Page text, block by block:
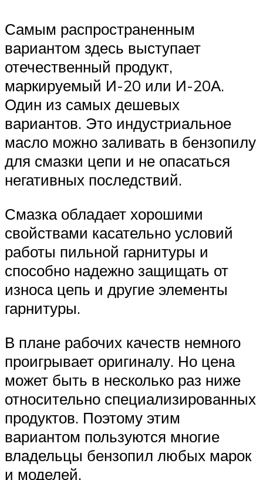
Самым распространенным
вариантом здесь выступает
отечественный продукт,
маркируемый И-20 или И-20А.
Один из самых дешевых
вариантов. Это индустриальное
масло можно заливать в бензопилу
для смазки цепи и не опасаться
негативных последствий.
Смазка обладает хорошими
свойствами касательно условий
работы пильной гарнитуры и
способно надежно защищать от
износа цепь и другие элементы
гарнитуры.
В плане рабочих качеств немного
проигрывает оригиналу. Но цена
может быть в несколько раз ниже
относительно специализированных
продуктов. Поэтому этим
вариантом пользуются многие
владельцы бензопил любых марок
и моделей.